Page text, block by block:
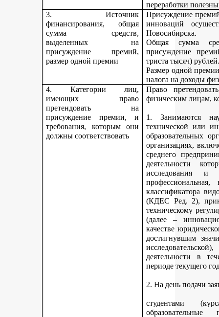
переработки
3. Источник
финансирования, общая
сумма средств,
выделенных на
присуждение премий,
размер одной премии
Присуждение
инноваций
Новосибирска.
Общая сумма
присуждение
триста тысяч)
Размер одной
налога на доходы
4. Категории лиц,
имеющих право
претендовать на
присуждение премии, и
требования, которым они
должны соответствовать
Право
физическим лицам,
1. Занимаются
технической или
образовательных
организациях,
среднего
деятельности
исследования и
классификатора
(КДЕС Ред. 2),
техническому
(далее –
качестве
достигнувшим
деятельности в
периоде текущего
2. На день подачи
студентами
образовательные